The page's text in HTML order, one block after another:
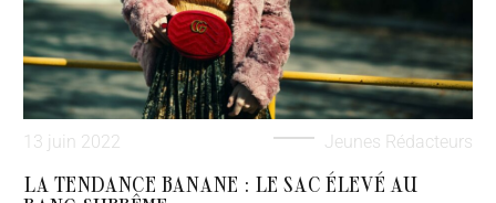
13 juin 2022 Jeunes Rédacteurs
LA TENDANCE BANANE : LE SAC ÉLEVÉ AU